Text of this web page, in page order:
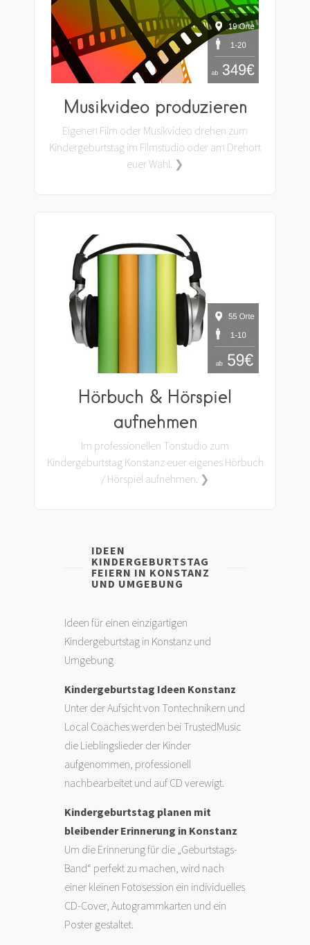
Musikvideo produzieren
Eigenen Film oder Musikvideo drehen zum
Kindergeburtstag im Filmstudio oder am Drehort
euer Wahl. ❯
Hörbuch & Hörspiel
aufnehmen
Im professionellen Tonstudio zum
Kindergeburtstag Konstanz euer eigenes Hörbuch
/ Hörspiel aufnehmen. ❯
IDEEN
KINDERGEBURTSTAG
FEIERN IN KONSTANZ
UND UMGEBUNG
Ideen für einen einzigartigen
Kindergeburtstag in Konstanz und
Umgebung
Kindergeburtstag Ideen Konstanz
Unter der Aufsicht von Tontechnikern und
Local Coaches werden bei TrustedMusic
die Lieblingslieder der Kinder
aufgenommen, professionell
nachbearbeitet und auf CD verewigt.
Kindergeburtstag planen mit
bleibender Erinnerung in Konstanz
Um die Erinnerung für die „Geburtstags-
Band“ perfekt zu machen, wird nach
einer kleinen Fotosession ein individuelles
CD-Cover, Autogrammkarten und ein
Poster gestaltet.